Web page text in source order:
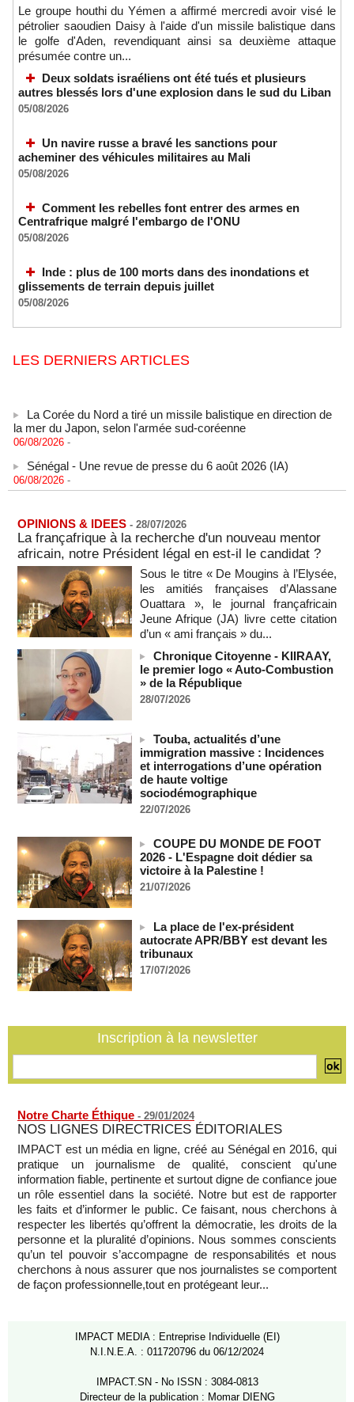
Le groupe houthi du Yémen a affirmé mercredi avoir visé le
pétrolier saoudien Daisy à l'aide d'un missile balistique dans
le golfe d'Aden, revendiquant ainsi sa deuxième attaque
présumée contre un...
Deux soldats israéliens ont été tués et plusieurs
autres blessés lors d'une explosion dans le sud du Liban
05/08/2026
Un navire russe a bravé les sanctions pour
acheminer des véhicules militaires au Mali
05/08/2026
Comment les rebelles font entrer des armes en
Centrafrique malgré l'embargo de l'ONU
05/08/2026
Inde : plus de 100 morts dans des inondations et
glissements de terrain depuis juillet
05/08/2026
LES DERNIERS ARTICLES
la mer du Japon, selon l'armée sud-coréenne
06/08/2026 -
06/08/2026 -
SENEGAL - Les Unes de la presse quotidienne du 6 août
06/08/2026 -MOMO ALADJI
États-Unis : plusieurs personnes tuées dans une fusillade de
masse en Caroline du Nord
05/08/2026 -
Les Houthis affirment avoir visé un deuxième pétrolier
saoudien en une journée
05/08/2026 -
Les Houthis affirment avoir visé un deuxième pétrolier
saoudien en une journée
05/08/2026 -
Après la France et Ouattara, comment la CEDEAO sabote la
création d'une monnaie ouest-africaine unique
La Banque mondiale accorde un prêt de 220,71 milliards de
francs CFA au Sénégal à travers trois accords de financement
05/08/2026 -
Election du SG de l’ONU : L'Afrique apparait comme la
région qui affaiblit le principe de rotation régionale (Carlos
05/08/2026 -
L’UE débloque 1,4 milliard d’euros de profits d’avoirs russes
gelés pour financer l’Ukraine
05/08/2026 -
Deux soldats israéliens ont été tués et plusieurs autres
blessés lors d'une explosion dans le sud du Liban
05/08/2026 -
Un navire russe a bravé les sanctions pour acheminer des
véhicules militaires au Mali
le cobalt vers la Chine en 20 ans, selon une enquête
OPINIONS & IDEES - 28/07/2026
La françafrique à la recherche d'un nouveau mentor
africain, notre Président légal en est-il le candidat ?
Sous le titre « De Mougins à l’Elysée,
les amitiés françaises d’Alassane
Ouattara », le journal françafricain
Jeune Afrique (JA) livre cette citation
d’un « ami français » du...
Chronique Citoyenne - KIIRAAY,
le premier logo « Auto-Combustion
» de la République
28/07/2026
Touba, actualités d’une
immigration massive : Incidences
et interrogations d’une opération
de haute voltige
sociodémographique
22/07/2026
COUPE DU MONDE DE FOOT
2026 - L'Espagne doit dédier sa
victoire à la Palestine !
21/07/2026
La place de l'ex-président
autocrate APR/BBY est devant les
tribunaux
17/07/2026
Inscription à la newsletter
Notre Charte Éthique - 29/01/2024
NOS LIGNES DIRECTRICES ÉDITORIALES
IMPACT est un média en ligne, créé au Sénégal en 2016, qui
pratique un journalisme de qualité, conscient qu'une
information fiable, pertinente et surtout digne de confiance joue
un rôle essentiel dans la société. Notre but est de rapporter
les faits et d’informer le public. Ce faisant, nous cherchons à
respecter les libertés qu’offrent la démocratie, les droits de la
personne et la pluralité d’opinions. Nous sommes conscients
qu’un tel pouvoir s’accompagne de responsabilités et nous
cherchons à nous assurer que nos journalistes se comportent
de façon professionnelle,tout en protégeant leur...
IMPACT MEDIA : Entreprise Individuelle (EI)
N.I.N.E.A. : 011720796 du 06/12/2024
IMPACT.SN - No ISSN : 3084-0813
Directeur de la publication : Momar DIENG